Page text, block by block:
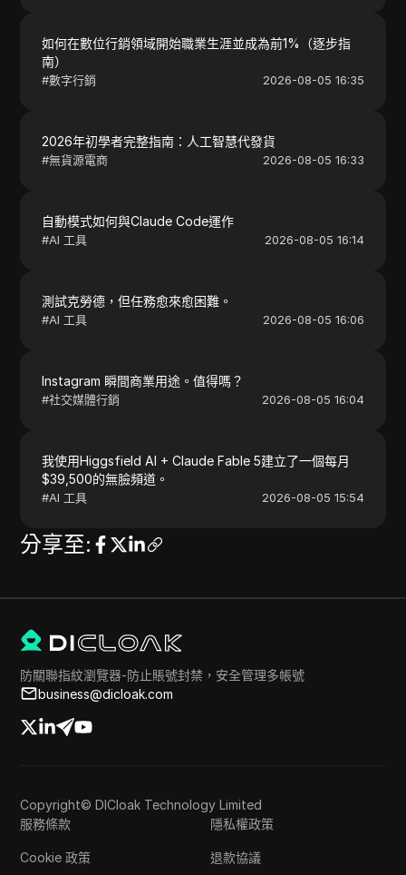
如何在數位行銷領域開始職業生涯並成為前1%（逐步指
南）
#數字行銷 2026-08-05 16:35
2026年初學者完整指南：人工智慧代發貨
#無貨源電商 2026-08-05 16:33
自動模式如何與Claude Code運作
#AI 工具 2026-08-05 16:14
測試克勞德，但任務愈來愈困難。
#AI 工具 2026-08-05 16:06
Instagram 瞬間商業用途。值得嗎？
#社交媒體行銷 2026-08-05 16:04
我使用Higgsfield AI + Claude Fable 5建立了一個每月
$39,500的無臉頻道。
#AI 工具 2026-08-05 15:54
分享至:
防關聯指紋瀏覽器-防止賬號封禁，安全管理多帳號
business@dicloak.com
Copyright© DICloak Technology Limited
服務條款
隱私權政策
Cookie 政策 退款協議